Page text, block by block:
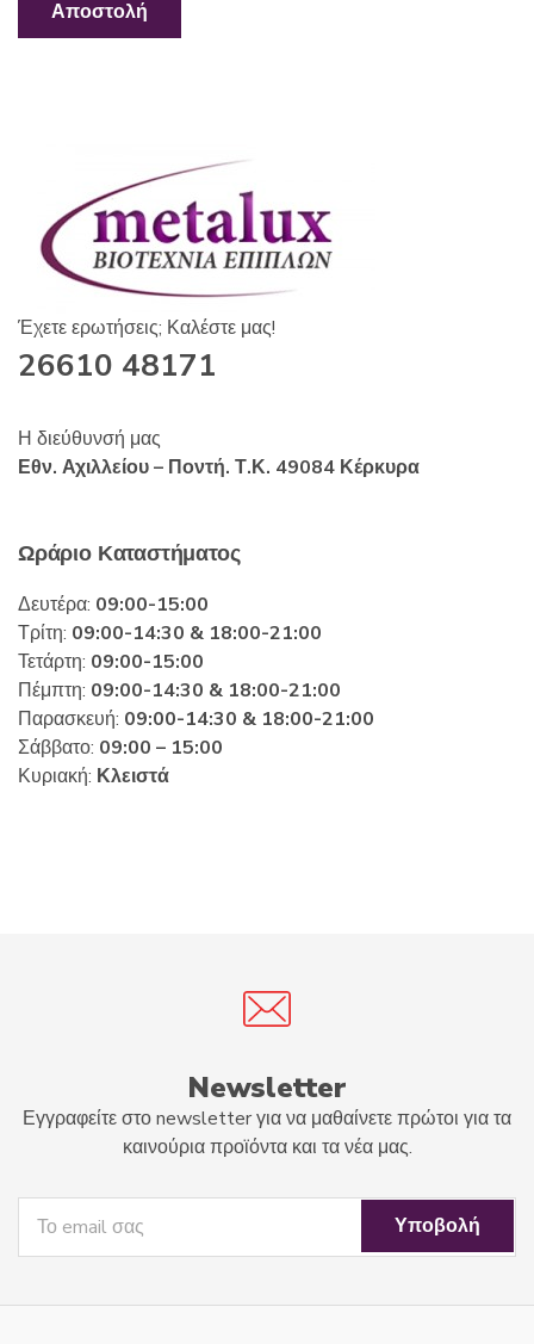
Έχετε ερωτήσεις; Καλέστε μας!
26610 48171
Η διεύθυνσή μας
Εθν. Αχιλλείου – Ποντή. Τ.Κ. 49084 Κέρκυρα
Ωράριο Καταστήματος
Δευτέρα: 09:00-15:00
Τρίτη: 09:00-14:30 & 18:00-21:00
Τετάρτη: 09:00-15:00
Πέμπτη: 09:00-14:30 & 18:00-21:00
Παρασκευή: 09:00-14:30 & 18:00-21:00
Σάββατο: 09:00 – 15:00
Κυριακή: Κλειστά
Newsletter
Εγγραφείτε στο newsletter για να μαθαίνετε πρώτοι για τα
καινούρια προϊόντα και τα νέα μας.